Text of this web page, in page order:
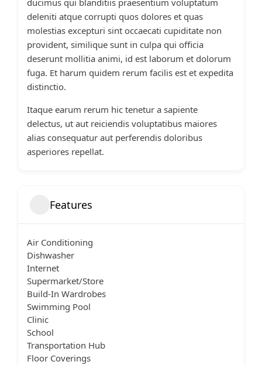
ducimus qui blanditiis praesentium voluptatum
deleniti atque corrupti quos dolores et quas
molestias excepturi sint occaecati cupiditate non
provident, similique sunt in culpa qui officia
deserunt mollitia animi, id est laborum et dolorum
fuga. Et harum quidem rerum facilis est et expedita
distinctio.
Itaque earum rerum hic tenetur a sapiente
delectus, ut aut reiciendis voluptatibus maiores
alias consequatur aut perferendis doloribus
asperiores repellat.
Features
Air Conditioning
Dishwasher
Internet
Supermarket/Store
Build-In Wardrobes
Swimming Pool
Clinic
School
Transportation Hub
Floor Coverings